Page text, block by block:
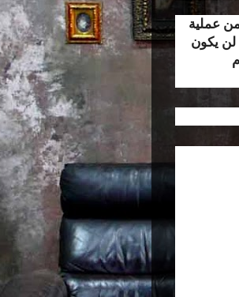
عملية
لن يكون